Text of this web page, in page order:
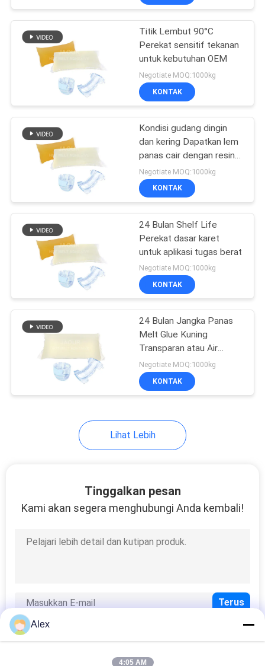
perekat meleleh
panas
Perekat Karet Panas
Meleleh
Hot Melt PSA
Lem panas meleleh
Panas Polyolefin
Titik Lembut 90°C
Perekat sensitif tekanan
untuk kebutuhan OEM
Negotiate MOQ:1000kg
KONTAK
Kondisi gudang dingin
dan kering Dapatkan lem
panas cair dengan resin
karet OEM
Negotiate MOQ:1000kg
KONTAK
24 Bulan Shelf Life
Perekat dasar karet
untuk aplikasi tugas berat
Negotiate MOQ:1000kg
KONTAK
24 Bulan Jangka Panas
Melt Glue Kuning
Transparan atau Air
Transparan
Negotiate MOQ:1000kg
KONTAK
Lihat Lebih
Tinggalkan pesan
Kami akan segera menghubungi Anda kembali!
Alex
4:05 AM